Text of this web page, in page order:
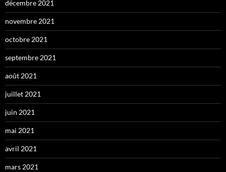
décembre 2021
novembre 2021
octobre 2021
septembre 2021
août 2021
juillet 2021
juin 2021
mai 2021
avril 2021
mars 2021